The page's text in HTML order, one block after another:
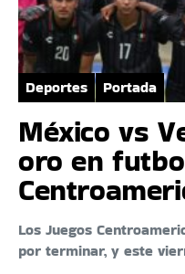
Deportes Portada
México vs
oro en
Los Juegos
por terminar, y este